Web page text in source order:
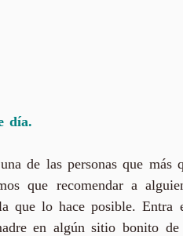
día.
de las personas que más
que recomendar a
que lo hace posible. Entra
en algún sitio bonito de